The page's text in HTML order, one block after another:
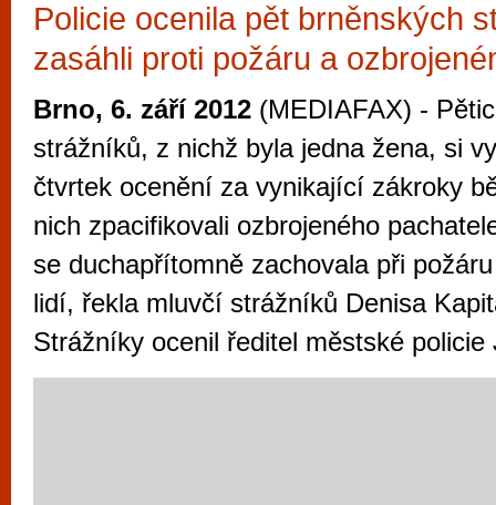
Policie ocenila pět brněnských
zasáhli proti požáru a
Brno, 6. září 2012 (MEDIAFAX) -
strážníků, z nichž byla jedna žena, si
čtvrtek ocenění za vynikající zákroky
nich zpacifikovali ozbrojeného
se duchapřítomně zachovala při
lidí, řekla mluvčí strážníků Denisa
Strážníky ocenil ředitel městské policie
Průvodce
Brně: Od
Brno je
zajímavé
restaurace,
Mimo jiné je ale také místem, kde si
vyzkoušet různé kasinové hry. V
metropoli naleznete širokou nabídku her
po moderní automaty jak pro pravidelné
příležitostné hráče. V...